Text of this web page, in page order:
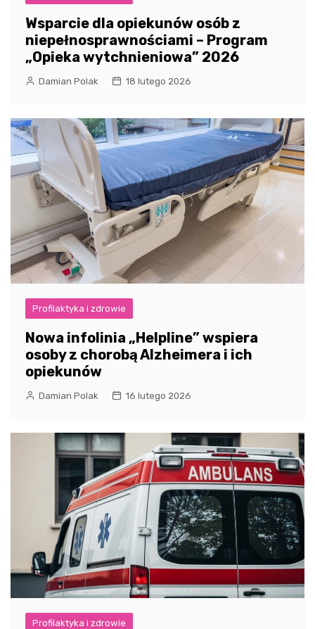
Wsparcie dla opiekunów osób z
niepełnosprawnościami – Program
„Opieka wytchnieniowa” 2026
Damian Polak 18 lutego 2026
Profilaktyka i zdrowie
Nowa infolinia „Helpline” wspiera
osoby z chorobą Alzheimera i ich
opiekunów
Damian Polak 16 lutego 2026
Profilaktyka i zdrowie